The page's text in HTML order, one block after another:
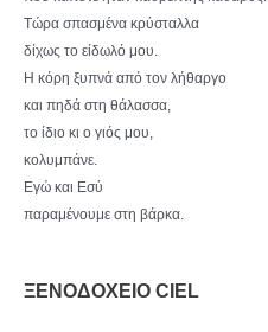
Τώρα σπασμένα κρύσταλλα
δίχως το είδωλό μου.
Η κόρη ξυπνά από τον λήθαργο
και πηδά στη θάλασσα,
το ίδιο κι ο γιός μου,
κολυμπάνε.
Εγώ και Εσύ
παραμένουμε στη βάρκα.
ΞΕΝΟΔΟΧΕΙΟ CIEL